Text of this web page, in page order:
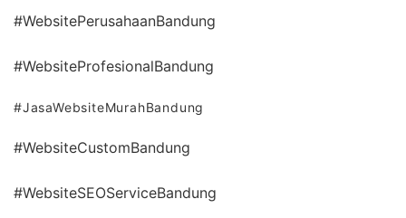
#WebsitePerusahaanBandung
#WebsiteProfesionalBandung
#JasaWebsiteMurahBandung
#WebsiteCustomBandung
#WebsiteSEOServiceBandung